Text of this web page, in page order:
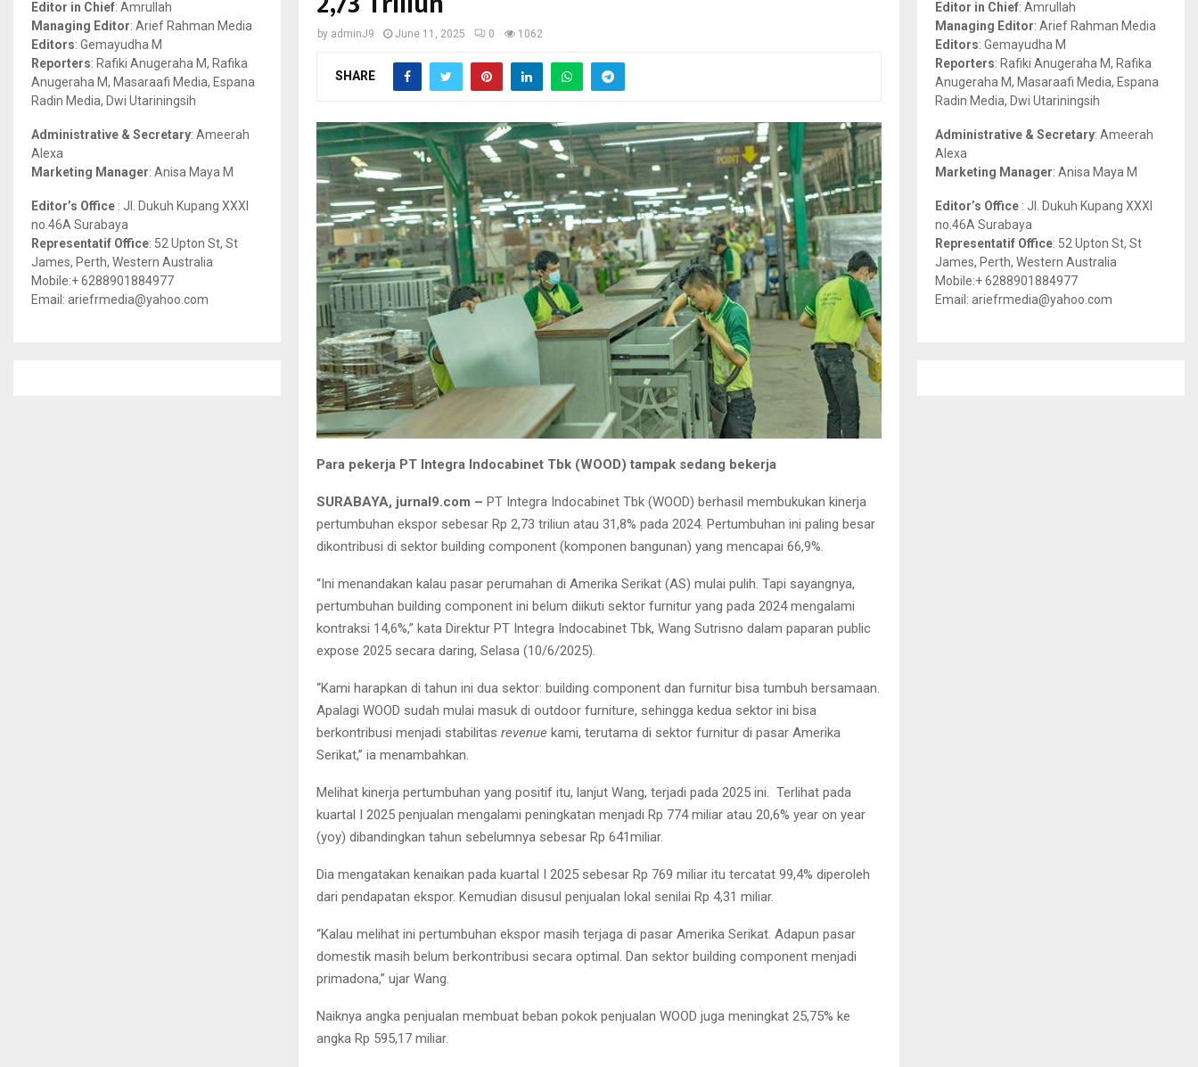
by adminJ9 June 11, 2025 0 1062
SHARE
Para pekerja PT Integra Indocabinet Tbk (WOOD) tampak sedang bekerja
SURABAYA, jurnal9.com – PT Integra Indocabinet Tbk (WOOD) berhasil membukukan kinerja
pertumbuhan ekspor sebesar Rp 2,73 triliun atau 31,8% pada 2024. Pertumbuhan ini paling besar
dikontribusi di sektor building component (komponen bangunan) yang mencapai 66,9%.
“Ini menandakan kalau pasar perumahan di Amerika Serikat (AS) mulai pulih. Tapi sayangnya,
pertumbuhan building component ini belum diikuti sektor furnitur yang pada 2024 mengalami
kontraksi 14,6%,” kata Direktur PT Integra Indocabinet Tbk, Wang Sutrisno dalam paparan public
expose 2025 secara daring, Selasa (10/6/2025).
“Kami harapkan di tahun ini dua sektor: building component dan furnitur bisa tumbuh bersamaan.
Apalagi WOOD sudah mulai masuk di outdoor furniture, sehingga kedua sektor ini bisa
berkontribusi menjadi stabilitas revenue kami, terutama di sektor furnitur di pasar Amerika
Serikat,” ia menambahkan.
Melihat kinerja pertumbuhan yang positif itu, lanjut Wang, terjadi pada 2025 ini. Terlihat pada
kuartal I 2025 penjualan mengalami peningkatan menjadi Rp 774 miliar atau 20,6% year on year
(yoy) dibandingkan tahun sebelumnya sebesar Rp 641miliar.
Dia mengatakan kenaikan pada kuartal I 2025 sebesar Rp 769 miliar itu tercatat 99,4% diperoleh
dari pendapatan ekspor. Kemudian disusul penjualan lokal senilai Rp 4,31 miliar.
“Kalau melihat ini pertumbuhan ekspor masih terjaga di pasar Amerika Serikat. Adapun pasar
domestik masih belum berkontribusi secara optimal. Dan sektor building component menjadi
primadona,” ujar Wang.
Naiknya angka penjualan membuat beban pokok penjualan WOOD juga meningkat 25,75% ke
angka Rp 595,17 miliar.
r
:
R
H
Editor in Chief: Amrullah
Managing Editor: Arief Rahman Media
Editors: Gemayudha M
Reporters: Rafiki Anugeraha M, Rafika
Anugeraha M, Masaraafi Media, Espana
Radin Media, Dwi Utariningsih
Administrative & Secretary: Ameerah
Alexa
Marketing Manager: Anisa Maya M
Editor’s Office : Jl. Dukuh Kupang XXXI
no.46A Surabaya
Representatif Office: 52 Upton St, St
James, Perth, Western Australia
Mobile:+ 6288901884977
Email: ariefrmedia@yahoo.com
r
:
R
H
Editor in Chief: Amrullah
Managing Editor: Arief Rahman Media
Editors: Gemayudha M
Reporters: Rafiki Anugeraha M, Rafika
Anugeraha M, Masaraafi Media, Espana
Radin Media, Dwi Utariningsih
Administrative & Secretary: Ameerah
Alexa
Marketing Manager: Anisa Maya M
Editor’s Office : Jl. Dukuh Kupang XXXI
no.46A Surabaya
Representatif Office: 52 Upton St, St
James, Perth, Western Australia
Mobile:+ 6288901884977
Email: ariefrmedia@yahoo.com